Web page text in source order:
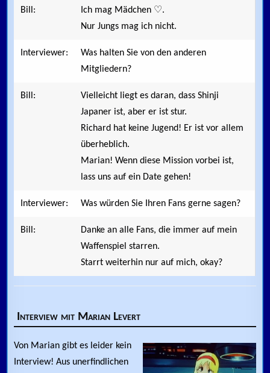
Bill:
Ich mag Mädchen ♡.
Nur Jungs mag ich nicht.
Interviewer:
Was halten Sie von den anderen
Mitgliedern?
Bill:
Vielleicht liegt es daran, dass Shinji
Japaner ist, aber er ist stur.
Richard hat keine Jugend! Er ist vor allem
überheblich.
Marian! Wenn diese Mission vorbei ist,
lass uns auf ein Date gehen!
Interviewer: Was würden Sie Ihren Fans gerne sagen?
Bill:
Danke an alle Fans, die immer auf mein
Waffenspiel starren.
Starrt weiterhin nur auf mich, okay?
Interview mit Marian Levert
Von Marian gibt es leider kein
Interview! Aus unerfindlichen